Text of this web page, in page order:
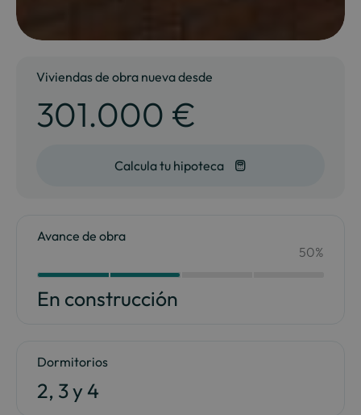
Viviendas de obra nueva desde
301.000 €
Calcula tu hipoteca
Avance de obra
50%
Your Content Goes Here
En construcción
Dormitorios
2, 3 y 4